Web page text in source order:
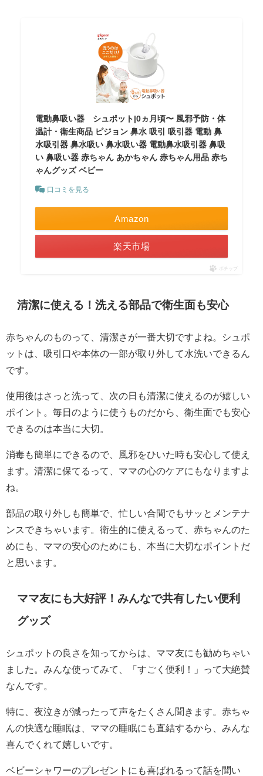
電動鼻吸い器 シュポット|0ヵ月頃〜 風邪予防・体
温計・衛生商品 ピジョン 鼻水 吸引 吸引器 電動 鼻
水吸引器 鼻水吸い 鼻水吸い器 電動鼻水吸引器 鼻吸
い 鼻吸い器 赤ちゃん あかちゃん 赤ちゃん用品 赤ち
ゃんグッズ ベビー
口コミを見る
Amazon
楽天市場
ポチップ
清潔に使える！洗える部品で衛生面も安心
赤ちゃんのものって、清潔さが一番大切ですよね。シュポ
ットは、吸引口や本体の一部が取り外して水洗いできるん
です。
使用後はさっと洗って、次の日も清潔に使えるのが嬉しい
ポイント。毎日のように使うものだから、衛生面でも安心
できるのは本当に大切。
消毒も簡単にできるので、風邪をひいた時も安心して使え
ます。清潔に保てるって、ママの心のケアにもなりますよ
ね。
部品の取り外しも簡単で、忙しい合間でもサッとメンテナ
ンスできちゃいます。衛生的に使えるって、赤ちゃんのた
めにも、ママの安心のためにも、本当に大切なポイントだ
と思います。
ママ友にも大好評！みんなで共有したい便利
グッズ
シュポットの良さを知ってからは、ママ友にも勧めちゃい
ました。みんな使ってみて、「すごく便利！」って大絶賛
なんです。
特に、夜泣きが減ったって声をたくさん聞きます。赤ちゃ
んの快適な睡眠は、ママの睡眠にも直結するから、みんな
喜んでくれて嬉しいです。
ベビーシャワーのプレゼントにも喜ばれるって話を聞い